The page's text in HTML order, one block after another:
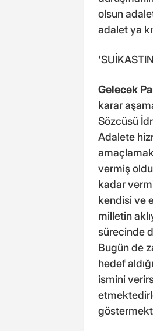
olsun
adalet ya
Gelecek
karar
Sözcüsü
Adalete
vermiş
kadar
kendisi ve
milletin
sürecinde
Bugün de
hedef
ismini